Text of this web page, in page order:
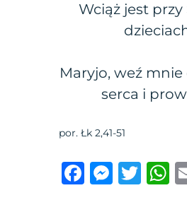
Wciąż jest przy
Maryjo, weź
serca i
por. Łk 2,41-51
F
M T